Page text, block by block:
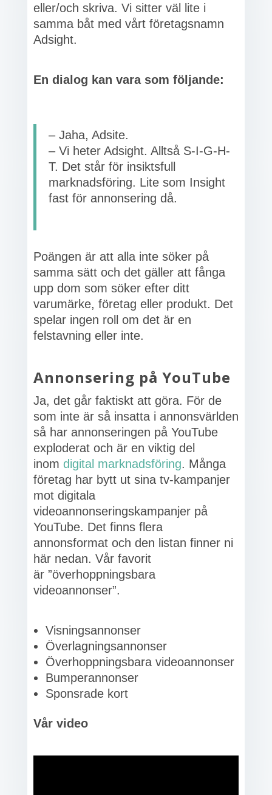
eller/och skriva. Vi sitter väl lite i
samma båt med vårt företagsnamn
Adsight.
En dialog kan vara som följande:
– Jaha, Adsite.
– Vi heter Adsight. Alltså S-I-G-H-
T. Det står för insiktsfull
marknadsföring. Lite som Insight
fast för annonsering då.
Poängen är att alla inte söker på
samma sätt och det gäller att fånga
upp dom som söker efter ditt
varumärke, företag eller produkt. Det
spelar ingen roll om det är en
felstavning eller inte.
Annonsering på YouTube
Ja, det går faktiskt att göra. För de
som inte är så insatta i annonsvärlden
så har annonseringen på YouTube
exploderat och är en viktig del
inom digital marknadsföring. Många
företag har bytt ut sina tv-kampanjer
mot digitala
videoannonseringskampanjer på
YouTube. Det finns flera
annonsformat och den listan finner ni
här nedan. Vår favorit
är ”överhoppningsbara
videoannonser”.
Visningsannonser
Överlagningsannonser
Överhoppningsbara videoannonser
Bumperannonser
Sponsrade kort
Vår video